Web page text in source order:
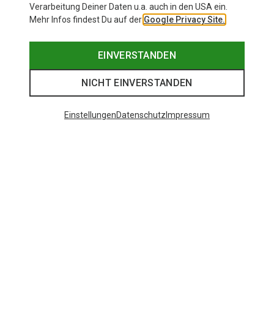
Verarbeitung Deiner Daten u.a. auch in den USA ein.
Mehr Infos findest Du auf der Google Privacy Site.
EINVERSTANDEN
NICHT EINVERSTANDEN
EinstellungenDatenschutz Impressum